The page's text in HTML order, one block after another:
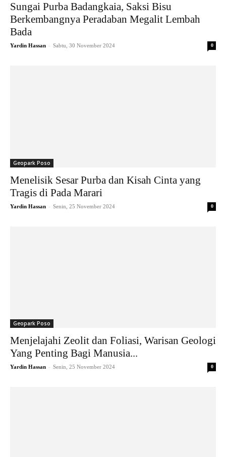
Sungai Purba Badangkaia, Saksi Bisu
Berkembangnya Peradaban Megalit Lembah
Bada
Yardin Hassan - Sabtu, 30 November 2024 0
Geopark Poso
Menelisik Sesar Purba dan Kisah Cinta yang
Tragis di Pada Marari
Yardin Hassan - Senin, 25 November 2024 0
Geopark Poso
Menjelajahi Zeolit dan Foliasi, Warisan Geologi
Yang Penting Bagi Manusia...
Yardin Hassan - Senin, 25 November 2024 0